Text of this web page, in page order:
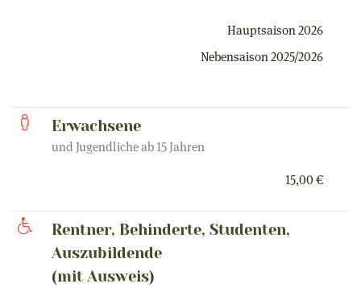
Hauptsaison 2026
Nebensaison 2025/2026
Erwachsene
und Jugendliche ab 15 Jahren
15,00 €
Rentner, Behinderte, Studenten,
Auszubildende
(mit Ausweis)